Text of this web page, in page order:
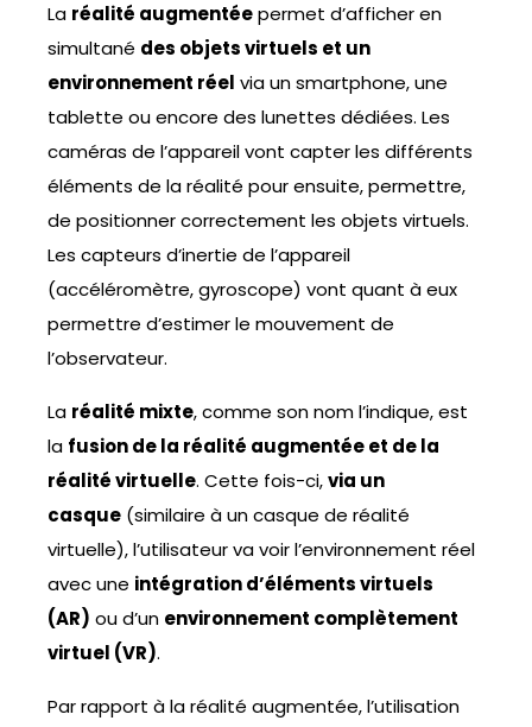
La réalité augmentéepermet d’afficher en
simultané des objets virtuels et un
environnement réel via un smartphone, une
tablette ou encore des lunettes dédiées. Les
caméras de l’appareil vont capter les différents
éléments de la réalité pour ensuite, permettre,
de positionner correctement les objets virtuels.
Les capteurs d’inertie de l’appareil
(accéléromètre, gyroscope) vont quant à eux
permettre d’estimer le mouvement de
l’observateur.
La réalité mixte, comme son nom l’indique, est
la fusion de la réalité augmentée et de la
réalité virtuelle. Cette fois-ci,via un
casque (similaire à un casque de réalité
virtuelle), l’utilisateur va voir l’environnement réel
avec une intégration d’éléments virtuels
(AR) ou d’un environnement complètement
virtuel (VR).
Par rapport à la réalité augmentée, l’utilisation